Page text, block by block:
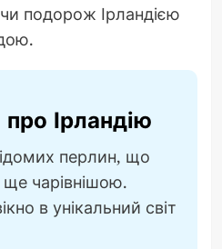
подорож Ірландією
Ірландію
перлин, що
ще чарівнішою.
в унікальний світ